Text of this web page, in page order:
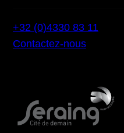
+32 (0)4330 83 11
Contactez-nous